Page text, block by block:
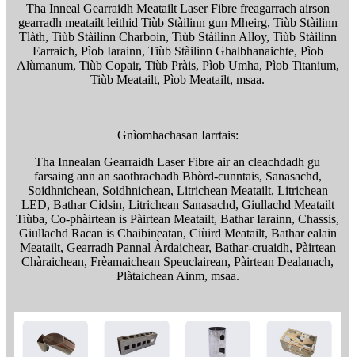
Tha Inneal Gearraidh Meatailt Laser Fibre freagarrach airson
gearradh meatailt leithid Tiùb Stàilinn gun Mheirg, Tiùb Stàilinn
Tlàth, Tiùb Stàilinn Charboin, Tiùb Stàilinn Alloy, Tiùb Stàilinn
Earraich, Pìob Iarainn, Tiùb Stàilinn Ghalbhanaichte, Pìob
Alùmanum, Tiùb Copair, Tiùb Pràis, Pìob Umha, Pìob Titanium,
Tiùb Meatailt, Pìob Meatailt, msaa.
Gnìomhachasan Iarrtais:
Tha Innealan Gearraidh Laser Fibre air an cleachdadh gu
farsaing ann an saothrachadh Bhòrd-cunntais, Sanasachd,
Soidhnichean, Soidhnichean, Litrichean Meatailt, Litrichean
LED, Bathar Cidsin, Litrichean Sanasachd, Giullachd Meatailt
Tiùba, Co-phàirtean is Pàirtean Meatailt, Bathar Iarainn, Chassis,
Giullachd Racan is Chaibineatan, Ciùird Meatailt, Bathar ealain
Meatailt, Gearradh Pannal Àrdaichear, Bathar-cruaidh, Pàirtean
Chàraichean, Frèamaichean Speuclairean, Pàirtean Dealanach,
Plàtaichean Ainm, msaa.